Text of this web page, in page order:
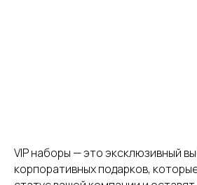
VIP наборы — это эксклюзивный
корпоративных подарков,